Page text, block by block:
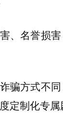
、名誉损
骗方式不
定制化专属